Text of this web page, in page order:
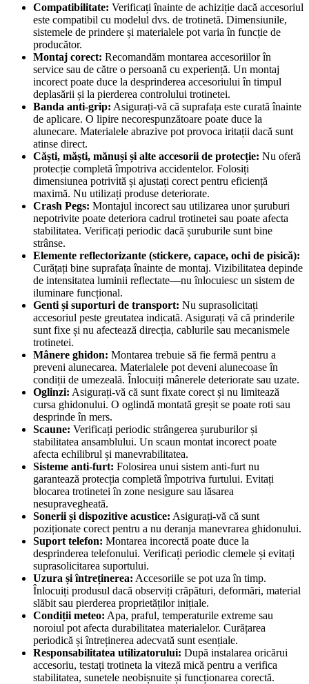
Compatibilitate: Verificați înainte de achiziție dacă accesoriul
este compatibil cu modelul dvs. de trotinetă. Dimensiunile,
sistemele de prindere și materialele pot varia în funcție de
producător.
Montaj corect: Recomandăm montarea accesoriilor în
service sau de către o persoană cu experiență. Un montaj
incorect poate duce la desprinderea accesoriului în timpul
deplasării și la pierderea controlului trotinetei.
Banda anti-grip: Asigurați-vă că suprafața este curată înainte
de aplicare. O lipire necorespunzătoare poate duce la
alunecare. Materialele abrazive pot provoca iritații dacă sunt
atinse direct.
Căști, măști, mănuși și alte accesorii de protecție: Nu oferă
protecție completă împotriva accidentelor. Folosiți
dimensiunea potrivită și ajustați corect pentru eficiență
maximă. Nu utilizați produse deteriorate.
Crash Pegs: Montajul incorect sau utilizarea unor șuruburi
nepotrivite poate deteriora cadrul trotinetei sau poate afecta
stabilitatea. Verificați periodic dacă șuruburile sunt bine
strânse.
Elemente reflectorizante (stickere, capace, ochi de pisică):
Curățați bine suprafața înainte de montaj. Vizibilitatea depinde
de intensitatea luminii reflectate—nu înlocuiesc un sistem de
iluminare funcțional.
Genti și suporturi de transport: Nu suprasolicitați
accesoriul peste greutatea indicată. Asigurați vă că prinderile
sunt fixe și nu afectează direcția, cablurile sau mecanismele
trotinetei.
Mânere ghidon: Montarea trebuie să fie fermă pentru a
preveni alunecarea. Materialele pot deveni alunecoase în
condiții de umezeală. Înlocuiți mânerele deteriorate sau uzate.
Oglinzi: Asigurați-vă că sunt fixate corect și nu limitează
cursa ghidonului. O oglindă montată greșit se poate roti sau
desprinde în mers.
Scaune: Verificați periodic strângerea șuruburilor și
stabilitatea ansamblului. Un scaun montat incorect poate
afecta echilibrul și manevrabilitatea.
Sisteme anti-furt: Folosirea unui sistem anti-furt nu
garantează protecția completă împotriva furtului. Evitați
blocarea trotinetei în zone nesigure sau lăsarea
nesupravegheată.
Sonerii și dispozitive acustice: Asigurați-vă că sunt
poziționate corect pentru a nu deranja manevrarea ghidonului.
Suport telefon: Montarea incorectă poate duce la
desprinderea telefonului. Verificați periodic clemele și evitați
suprasolicitarea suportului.
Uzura și întreținerea: Accesoriile se pot uza în timp.
Înlocuiți produsul dacă observiți crăpături, deformări, material
slăbit sau pierderea proprietăților inițiale.
Condiții meteo: Apa, praful, temperaturile extreme sau
noroiul pot afecta durabilitatea materialelor. Curățarea
periodică și întreținerea adecvată sunt esențiale.
Responsabilitatea utilizatorului: După instalarea oricărui
accesoriu, testați trotineta la viteză mică pentru a verifica
stabilitatea, sunetele neobișnuite și funcționarea corectă.